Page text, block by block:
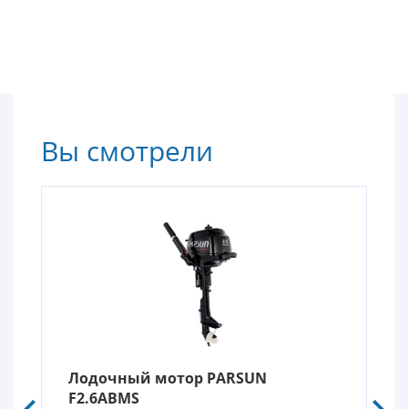
Вы смотрели
Лодочный мотор PARSUN
F2.6ABMS